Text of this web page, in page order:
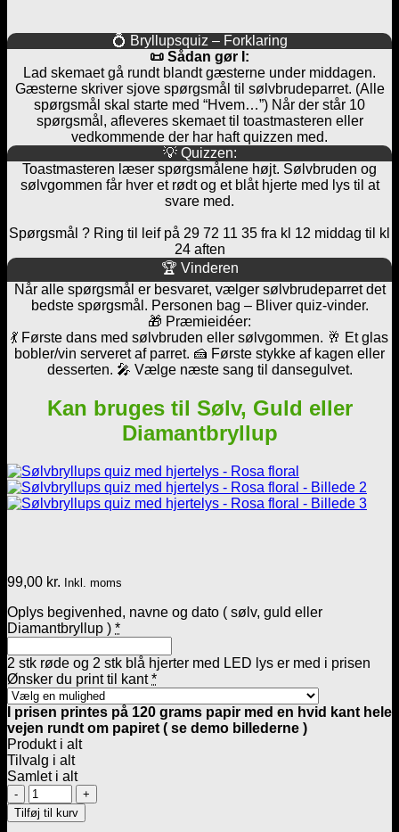
💍 Bryllupsquiz – Forklaring
📜 Sådan gør I:
Lad skemaet gå rundt blandt gæsterne under middagen.
Gæsterne skriver sjove spørgsmål til sølvbrudeparret. (Alle
spørgsmål skal starte med “Hvem…”) Når der står 10
spørgsmål, afleveres skemaet til toastmasteren eller
vedkommende der har haft quizzen med.
💡 Quizzen:
Toastmasteren læser spørgsmålene højt. Sølvbruden og
sølvgommen får hver et rødt og et blåt hjerte med lys til at
svare med.
Spørgsmål ? Ring til leif på 29 72 11 35 fra kl 12 middag til kl
24 aften
🏆 Vinderen
Når alle spørgsmål er besvaret, vælger sølvbrudeparret det
bedste spørgsmål. Personen bag – Bliver quiz-vinder.
🎁 Præmieidéer:
💃 Første dans med sølvbruden eller sølvgommen. 🥂 Et glas
bobler/vin serveret af parret. 🍰 Første stykke af kagen eller
desserten. 🎤 Vælge næste sang til dansegulvet.
Kan bruges til Sølv, Guld eller
Diamantbryllup
99,00 kr. Inkl. moms
Oplys begivenhed, navne og dato ( sølv, guld eller
Diamantbryllup ) *
2 stk røde og 2 stk blå hjerter med LED lys er med i prisen
Ønsker du print til kant *
I prisen printes på 120 grams papir med en hvid kant hele
vejen rundt om papiret ( se demo billederne )
Produkt i alt
Tilvalg i alt
Samlet i alt
Sølvbryllups
quiz
med
Tilføj til kurv